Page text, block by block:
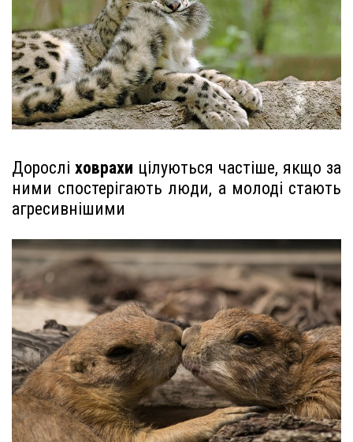
Дорослі ховрахи цілуються частіше, якщо за
ними спостерігають люди, а молоді стають
агресивнішими